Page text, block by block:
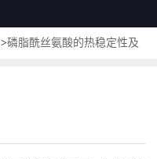
>磷脂酰丝氨酸的热稳定性及